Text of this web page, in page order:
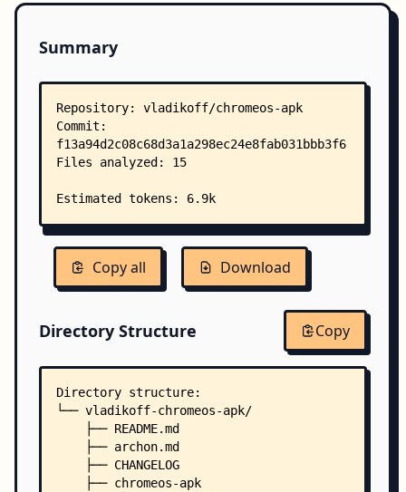
Summary
Copy all Download
Directory Structure Copy
Directory structure:
└── vladikoff-chromeos-apk/
    ├── README.md
    ├── archon.md
    ├── CHANGELOG
    ├── chromeos-apk